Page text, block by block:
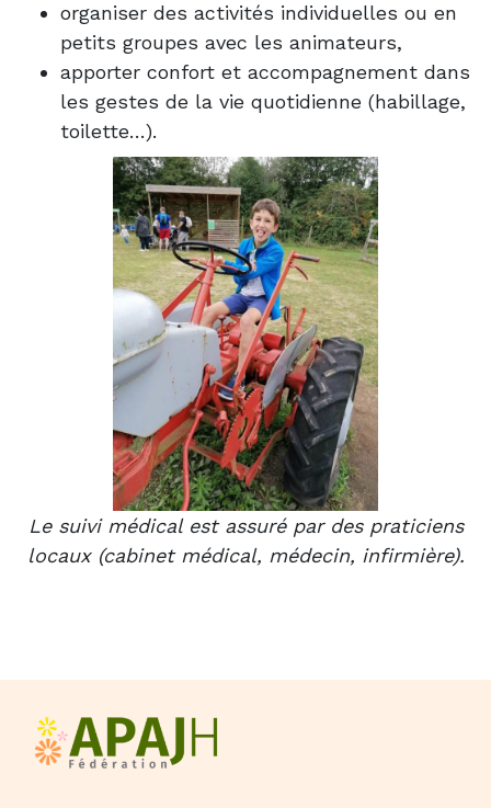
organiser des activités individuelles ou en
petits groupes avec les animateurs,
apporter confort et accompagnement dans
les gestes de la vie quotidienne (habillage,
toilette…).
Le suivi médical est assuré par des praticiens
locaux (cabinet médical, médecin, infirmière).